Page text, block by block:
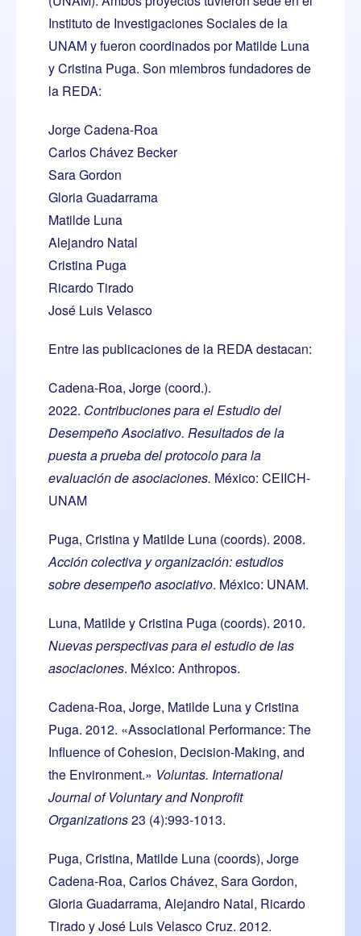
Instituto de Investigaciones Sociales de la
UNAM y fueron coordinados por Matilde Luna
y Cristina Puga. Son miembros fundadores de
la REDA:
Jorge Cadena-Roa
Carlos Chávez Becker
Sara Gordon
Gloria Guadarrama
Matilde Luna
Alejandro Natal
Cristina Puga
Ricardo Tirado
José Luis Velasco
Entre las publicaciones de la REDA destacan:
Cadena-Roa, Jorge (coord.).
2022. Contribuciones para el Estudio del
Desempeño Asociativo. Resultados de la
puesta a prueba del protocolo para la
evaluación de asociaciones. México: CEIICH-
UNAM
Puga, Cristina y Matilde Luna (coords). 2008.
Acción colectiva y organización: estudios
sobre desempeño asociativo. México: UNAM.
Luna, Matilde y Cristina Puga (coords). 2010.
Nuevas perspectivas para el estudio de las
asociaciones. México: Anthropos.
Cadena-Roa, Jorge, Matilde Luna y Cristina
Puga. 2012. «Associational Performance: The
Influence of Cohesion, Decision-Making, and
the Environment.» Voluntas. International
Journal of Voluntary and Nonprofit
Organizations23 (4):993-1013.
Puga, Cristina, Matilde Luna (coords), Jorge
Cadena-Roa, Carlos Chávez, Sara Gordon,
Gloria Guadarrama, Alejandro Natal, Ricardo
Tirado y José Luis Velasco Cruz. 2012.